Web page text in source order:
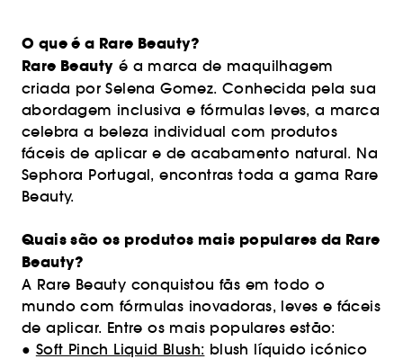
O que é a Rare Beauty?
Rare Beauty é a marca de maquilhagem
criada por Selena Gomez. Conhecida pela sua
abordagem inclusiva e fórmulas leves, a marca
celebra a beleza individual com produtos
fáceis de aplicar e de acabamento natural. Na
Sephora Portugal, encontras toda a gama Rare
Beauty.
Quais são os produtos mais populares da Rare
Beauty?
A Rare Beauty conquistou fãs em todo o
mundo com fórmulas inovadoras, leves e fáceis
de aplicar. Entre os mais populares estão:
● Soft Pinch Liquid Blush: blush líquido icónico